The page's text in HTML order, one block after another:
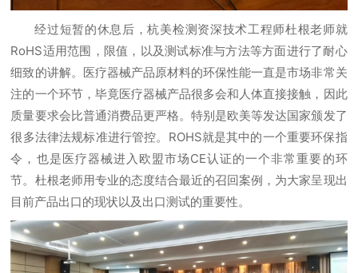
经过短暂的休息后，杭美检测资深技术工程师杜根老师就
RoHS适用范围，限值，以及测试标准与方法等方面进行了耐心
细致的讲解。医疗器械产品原材料的环保性能一直是市场非常关
注的一个环节，毕竟医疗器械产品很多会和人体直接接触，因此
质量要求会比普通消费品更严格。特别是欧美等发达国家颁发了
很多法律法规标准进行管控。ROHS就是其中的一个重要环保指
令，也是医疗器械进入欧盟市场CE认证的一个非常重要的环
节。杜根老师用专业的态度结合最近的召回案例，为大家呈现出
目前产品出口的现状以及出口测试的重要性。